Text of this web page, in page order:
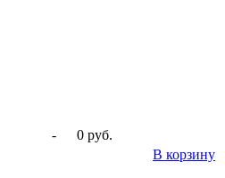
-
0 руб.
В корзину